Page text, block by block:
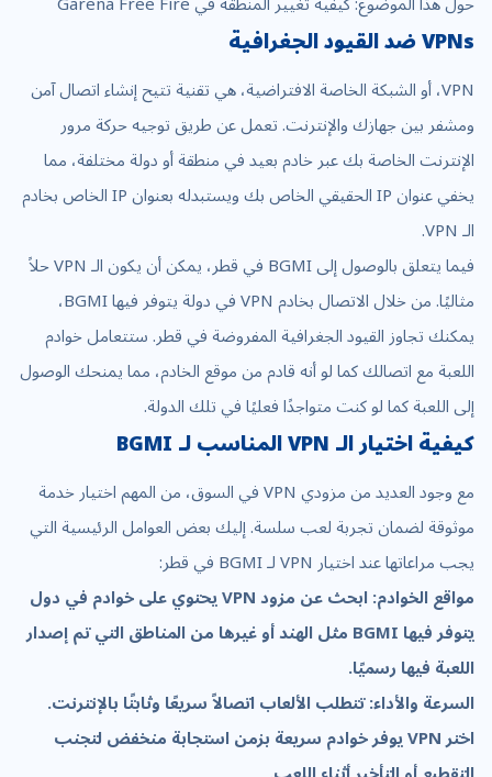
VPNs ضد القيود الجغرافية
VPN، أو الشبكة الخاصة الافتراضية، هي تقنية تتيح إنشاء اتصال آمن
ومشفر بين جهازك والإنترنت. تعمل عن طريق توجيه حركة مرور
الإنترنت الخاصة بك عبر خادم بعيد في منطقة أو دولة مختلفة، مما
يخفي عنوان IP الحقيقي الخاص بك ويستبدله بعنوان IP الخاص بخادم
الـ VPN.
فيما يتعلق بالوصول إلى BGMI في قطر، يمكن أن يكون الـ VPN حلاً
مثاليًا. من خلال الاتصال بخادم VPN في دولة يتوفر فيها BGMI،
يمكنك تجاوز القيود الجغرافية المفروضة في قطر. ستتعامل خوادم
اللعبة مع اتصالك كما لو أنه قادم من موقع الخادم، مما يمنحك الوصول
إلى اللعبة كما لو كنت متواجدًا فعليًا في تلك الدولة.
كيفية اختيار الـ VPN المناسب لـ BGMI
مع وجود العديد من مزودي VPN في السوق، من المهم اختيار خدمة
موثوقة لضمان تجربة لعب سلسة. إليك بعض العوامل الرئيسية التي
يجب مراعاتها عند اختيار VPN لـ BGMI في قطر:
مواقع الخوادم: ابحث عن مزود VPN يحتوي على خوادم في دول
يتوفر فيها BGMI مثل الهند أو غيرها من المناطق التي تم إصدار
اللعبة فيها رسميًا.
السرعة والأداء: تتطلب الألعاب اتصالاً سريعًا وثابتًا بالإنترنت.
اختر VPN يوفر خوادم سريعة بزمن استجابة منخفض لتجنب